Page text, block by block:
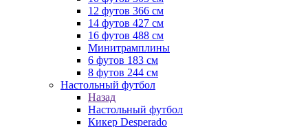
12 футов 366 см
14 футов 427 см
16 футов 488 см
Минитрамплины
6 футов 183 см
8 футов 244 см
Настольный футбол
Назад
Настольный футбол
Кикер Desperado